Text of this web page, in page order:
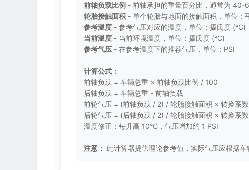
前轴负载比例 - 前轴承担的重量百分比，通常为 40-
轮胎接触面积 - 单个轮胎与地面的接触面积，单位：
参考温度 - 参考气压对应的温度，单位：摄氏度 (°C)
当前温度 - 当前环境温度，单位：摄氏度 (°C)
参考气压 - 在参考温度下的推荐气压，单位：PSI
计算公式：
前轴负载 = 车辆总重 × 前轴负载比例 / 100
后轴负载 = 车辆总重 - 前轴负载
前轮气压 = (前轴负载 / 2) / 轮胎接触面积 × 转换系数
后轮气压 = (后轴负载 / 2) / 轮胎接触面积 × 转换系数
温度修正：每升高 10°C，气压增加约 1 PSI
注意： 此计算器提供理论参考值，实际气压应根据车